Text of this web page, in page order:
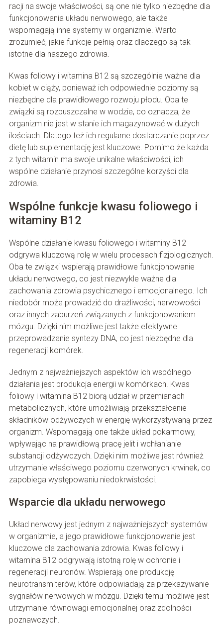
racji na swoje właściwości, są one nie tylko niezbędne dla
funkcjonowania układu nerwowego, ale także
wspomagają inne systemy w organizmie. Warto
zrozumieć, jakie funkcje pełnią oraz dlaczego są tak
istotne dla naszego zdrowia.
Kwas foliowy i witamina B12 są szczególnie ważne dla
kobiet w ciąży, ponieważ ich odpowiednie poziomy są
niezbędne dla prawidłowego rozwoju płodu. Oba te
związki są rozpuszczalne w wodzie, co oznacza, że
organizm nie jest w stanie ich magazynować w dużych
ilościach. Dlatego też ich regularne dostarczanie poprzez
dietę lub suplementację jest kluczowe. Pomimo że każda
z tych witamin ma swoje unikalne właściwości, ich
wspólne działanie przynosi szczególne korzyści dla
zdrowia.
Wspólne funkcje kwasu foliowego i
witaminy B12
Wspólne działanie kwasu foliowego i witaminy B12
odgrywa kluczową rolę w wielu procesach fizjologicznych.
Oba te związki wspierają prawidłowe funkcjonowanie
układu nerwowego, co jest niezwykle ważne dla
zachowania zdrowia psychicznego i emocjonalnego. Ich
niedobór może prowadzić do drażliwości, nerwowości
oraz innych zaburzeń związanych z funkcjonowaniem
mózgu. Dzięki nim możliwe jest także efektywne
przeprowadzanie syntezy DNA, co jest niezbędne dla
regeneracji komórek.
Jednym z najważniejszych aspektów ich wspólnego
działania jest produkcja energii w komórkach. Kwas
foliowy i witamina B12 biorą udział w przemianach
metabolicznych, które umożliwiają przekształcenie
składników odżywczych w energię wykorzystywaną przez
organizm. Wspomagają one także układ pokarmowy,
wpływając na prawidłową pracę jelit i wchłanianie
substancji odżywczych. Dzięki nim możliwe jest również
utrzymanie właściwego poziomu czerwonych krwinek, co
zapobiega występowaniu niedokrwistości.
Wsparcie dla układu nerwowego
Układ nerwowy jest jednym z najważniejszych systemów
w organizmie, a jego prawidłowe funkcjonowanie jest
kluczowe dla zachowania zdrowia. Kwas foliowy i
witamina B12 odgrywają istotną rolę w ochronie i
regeneracji neuronów. Wspierają one produkcję
neurotransmiterów, które odpowiadają za przekazywanie
sygnałów nerwowych w mózgu. Dzięki temu możliwe jest
utrzymanie równowagi emocjonalnej oraz zdolności
poznawczych.